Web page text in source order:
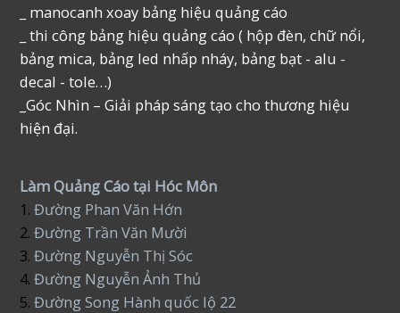
_ manocanh xoay bảng hiệu quảng cáo
_ thi công bảng hiệu quảng cáo ( hộp đèn, chữ nổi,
bảng mica, bảng led nhấp nháy, bảng bạt - alu -
decal - tole…)
_Góc Nhìn – Giải pháp sáng tạo cho thương hiệu
hiện đại.
Làm Quảng Cáo tại Hóc Môn
1.Đường Phan Văn Hớn
2.Đường Trần Văn Mười
3.Đường Nguyễn Thị Sóc
4. Đường Nguyễn Ảnh Thủ
5.Đường Song Hành quốc lộ 22